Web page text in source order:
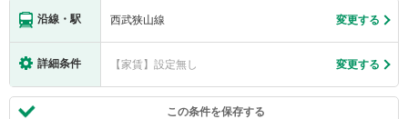
沿線・駅 西武狭山線 変更する
詳細条件 【家賃】設定無し 変更する
この条件を保存する